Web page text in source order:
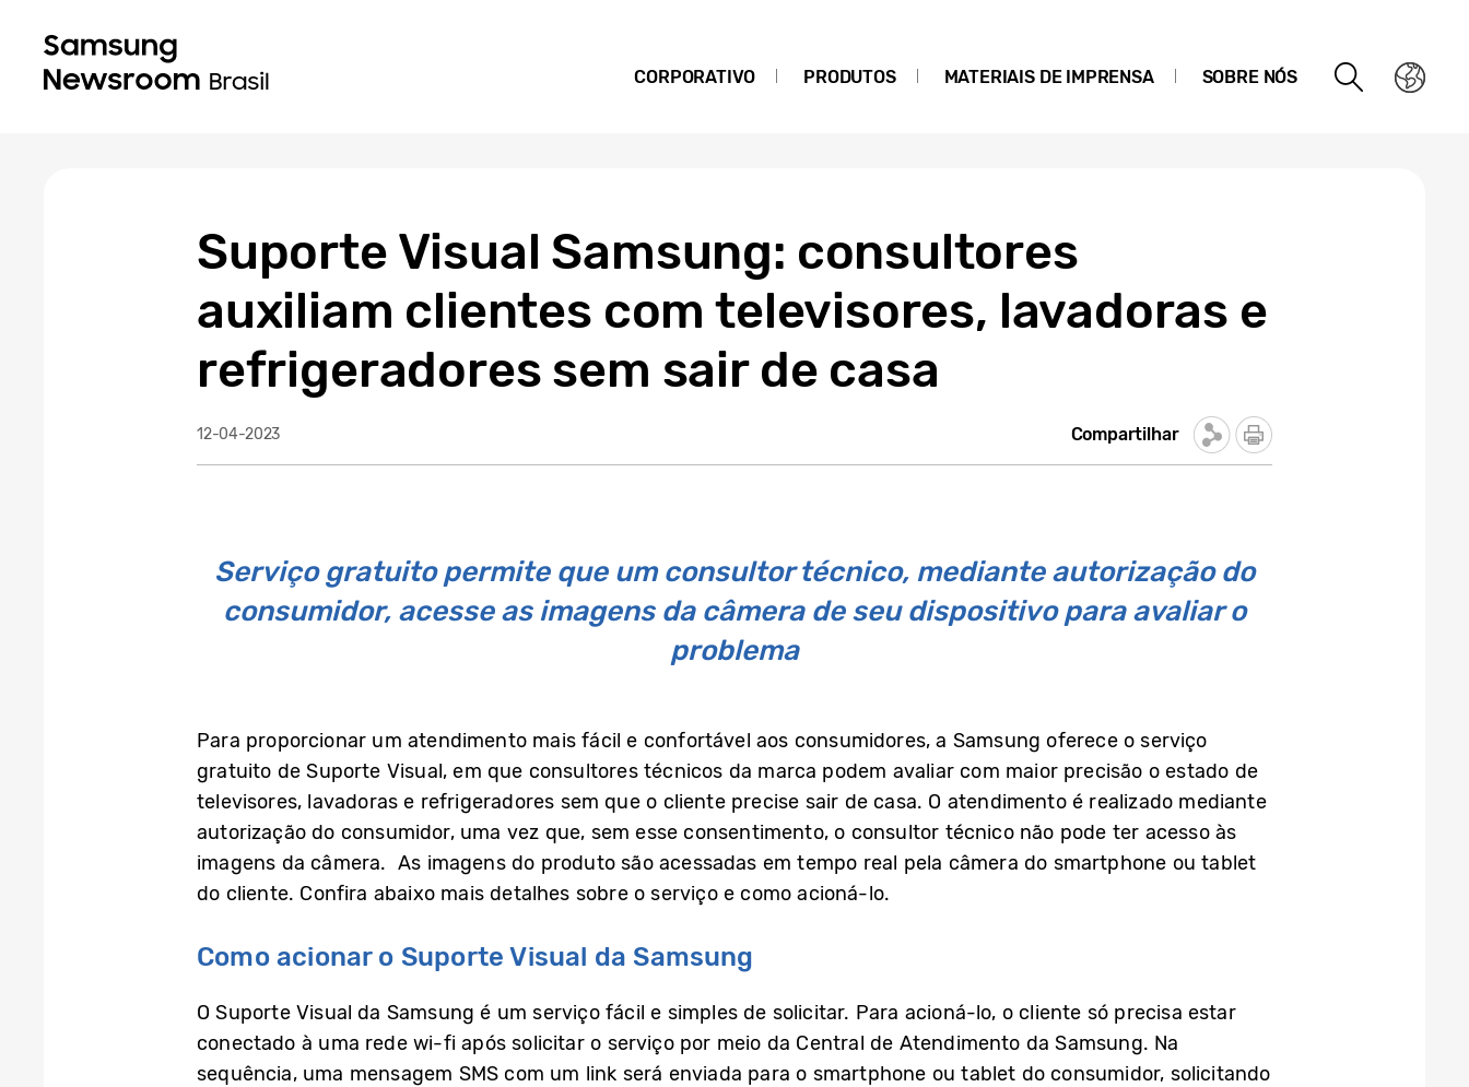
CORPORATIVO PRODUTOS MATERIAIS DE IMPRENSA SOBRE NÓS
Suporte Visual Samsung: consultores
auxiliam clientes com televisores, lavadoras e
refrigeradores sem sair de casa
12-04-2023 Compartilhar
Serviço gratuito permite que um consultor técnico, mediante autorização do
consumidor, acesse as imagens da câmera de seu dispositivo para avaliar o
problema
Para proporcionar um atendimento mais fácil e confortável aos consumidores, a Samsung oferece o serviço
gratuito de Suporte Visual, em que consultores técnicos da marca podem avaliar com maior precisão o estado de
televisores, lavadoras e refrigeradores sem que o cliente precise sair de casa. O atendimento é realizado mediante
autorização do consumidor, uma vez que, sem esse consentimento, o consultor técnico não pode ter acesso às
imagens da câmera. As imagens do produto são acessadas em tempo real pela câmera do smartphone ou tablet
do cliente. Confira abaixo mais detalhes sobre o serviço e como acioná-lo.
Como acionar o Suporte Visual da Samsung
O Suporte Visual da Samsung é um serviço fácil e simples de solicitar. Para acioná-lo, o cliente só precisa estar
conectado à uma rede wi-fi após solicitar o serviço por meio da Central de Atendimento da Samsung. Na
sequência, uma mensagem SMS com um link será enviada para o smartphone ou tablet do consumidor, solicitando